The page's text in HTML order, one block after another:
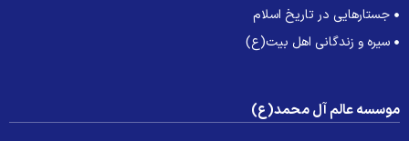
جستارهایی در تاریخ اسلام
سیره و زندگانی اهل بیت(ع)
عالم آل محمد(ع)